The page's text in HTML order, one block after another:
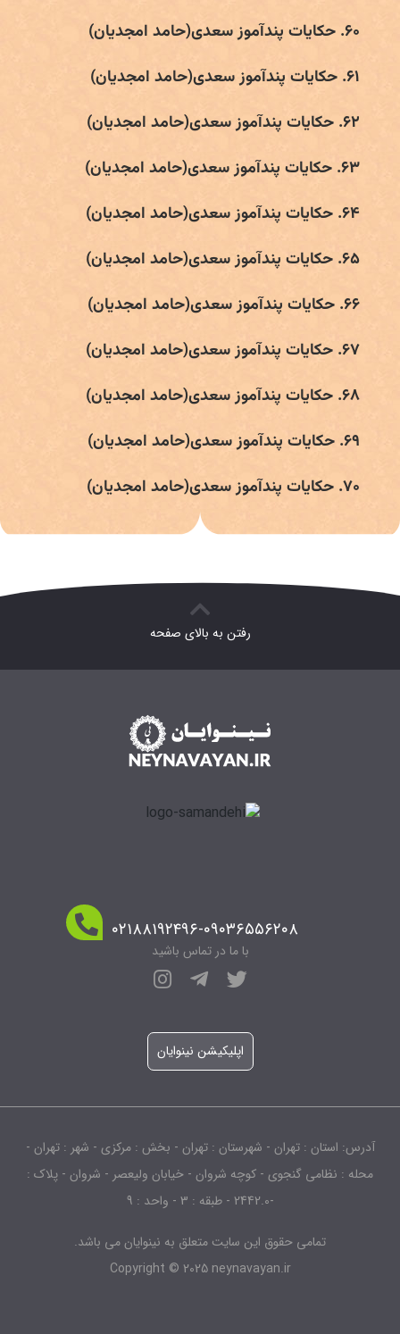
۶۰. حکایات پندآموز سعدی(حامد امجدیان)
۶۱. حکایات پندآموز سعدی(حامد امجدیان)
۶۲. حکایات پندآموز سعدی(حامد امجدیان)
۶۳. حکایات پندآموز سعدی(حامد امجدیان)
۶۴. حکایات پندآموز سعدی(حامد امجدیان)
۶۵. حکایات پندآموز سعدی(حامد امجدیان)
۶۶. حکایات پندآموز سعدی(حامد امجدیان)
۶۷. حکایات پندآموز سعدی(حامد امجدیان)
۶۸. حکایات پندآموز سعدی(حامد امجدیان)
۶۹. حکایات پندآموز سعدی(حامد امجدیان)
۷۰. حکایات پندآموز سعدی(حامد امجدیان)
رفتن به بالای صفحه
۰۲۱۸۸۱۹۲۴۹۶-۰۹۰۳۶۵۵۶۲۰۸
با ما در تماس باشید
اپلیکیشن نینوایان
آدرس: استان : تهران - شهرستان : تهران - بخش : مرکزی - شهر : تهران -
محله : نظامی گنجوی - کوچه شروان - خیابان ولیعصر - شروان - پلاک :
-2442.0 - طبقه : 3 - واحد : 9
تمامی حقوق این سایت متعلق به نینوایان می باشد.
Copyright © 2025 neynavayan.ir